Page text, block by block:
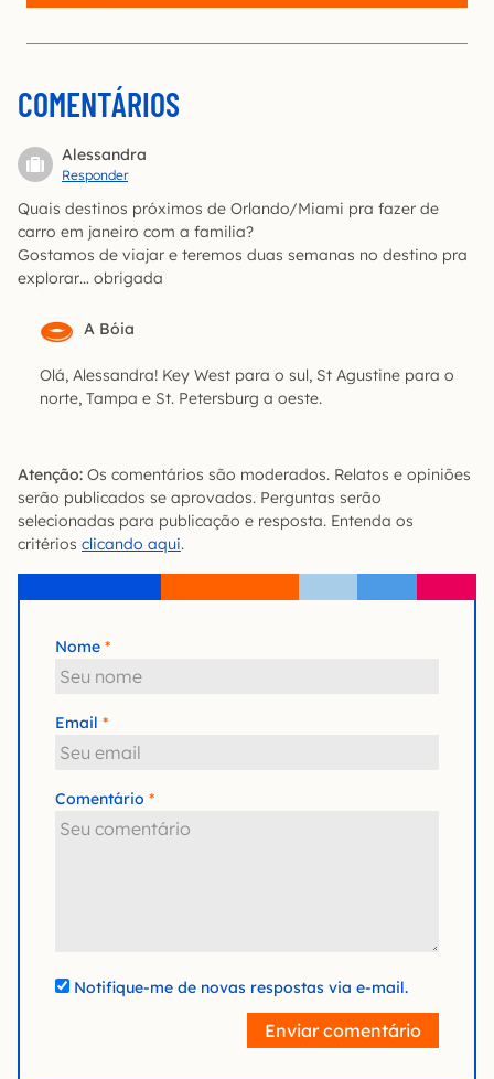
COMENTÁRIOS
Alessandra
Responder
Quais destinos próximos de Orlando/Miami pra fazer de
carro em janeiro com a familia?
Gostamos de viajar e teremos duas semanas no destino pra
explorar… obrigada
A Bóia
Olá, Alessandra! Key West para o sul, St Agustine para o
norte, Tampa e St. Petersburg a oeste.
Atenção: Os comentários são moderados. Relatos e opiniões
serão publicados se aprovados. Perguntas serão
selecionadas para publicação e resposta. Entenda os
critérios clicando aqui.
Nome
Email
Comentário
Notifique-me de novas respostas via e-mail.
Enviar comentário